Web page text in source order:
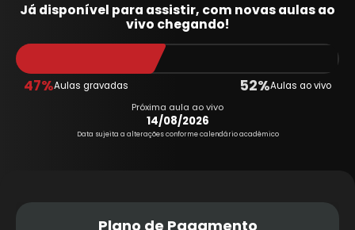
Já disponível para assistir, com novas aulas ao
vivo chegando!
47%Aulas gravadas
Próxima aula ao vivo
14/08/2026
Data sujeita a alterações conforme calendário acadêmico
52%Aulas ao vivo
Plano de Pagamento